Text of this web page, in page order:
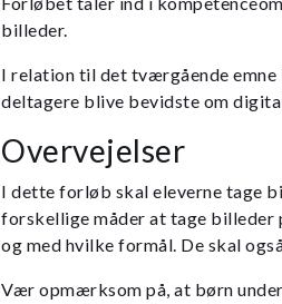
billeder.
I relation til det tværgående emne
deltagere blive bevidste om
Overvejelser
I dette forløb skal eleverne tage
forskellige måder at tage billeder
og med hvilke formål. De skal
Vær opmærksom på, at børn